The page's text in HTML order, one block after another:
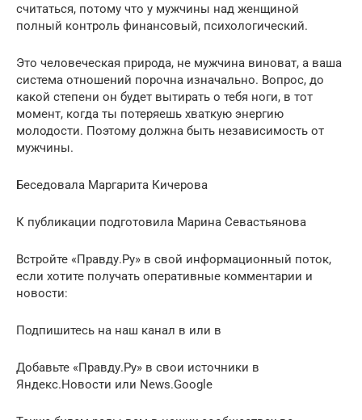
считаться, потому что у мужчины над женщиной
полный контроль финансовый, психологический.
Это человеческая природа, не мужчина виноват, а ваша
система отношений порочна изначально. Вопрос, до
какой степени он будет вытирать о тебя ноги, в тот
момент, когда ты потеряешь хваткую энергию
молодости. Поэтому должна быть независимость от
мужчины.
Беседовала Маргарита Кичерова
К публикации подготовила Марина Севастьянова
Встройте «Правду.Ру» в свой информационный поток,
если хотите получать оперативные комментарии и
новости:
Подпишитесь на наш канал в или в
Добавьте «Правду.Ру» в свои источники в
Яндекс.Новости или News.Google